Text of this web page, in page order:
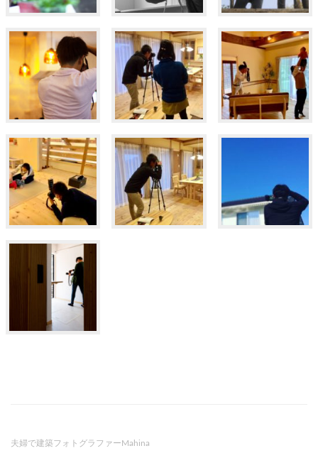
夫婦で建築フォトグラファーMahina